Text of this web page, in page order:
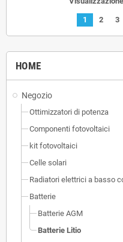
HOME
Negozio
Ottimizzatori di potenza
Componenti fotovoltaici
kit fotovoltaici
Celle solari
Radiatori elettrici a basso
Batterie
Batterie AGM
Batterie Litio
1 2 3